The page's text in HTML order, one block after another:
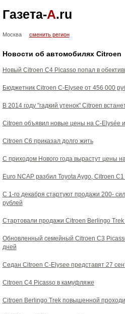
Газета-А.ru
Москва сменить регион
Новости об автомобилях Citroen
Новый Citroen C4 Picasso попал в
Бюджетник Citroen C-Elysee от 456 000
В 2014 году "гадкий утенок" Citroen
Citroen объявил новые цены на C-Elysée
Citroen C6 приказал долго жить
С приходом Нового года вырастут цены
Euro NCAP разбил Toyota Aygo, Citroen
С 1-го декабря стартуют продажи 200-
рублей
Стартовали продажи Citroen Berlingo Trek
Обновленный семейный Citroen C3
дней
Седан Citroen С-Elysee представят 27
Citroen C4 Picasso в камуфляже
Citroen Berlingo Trek повышенной